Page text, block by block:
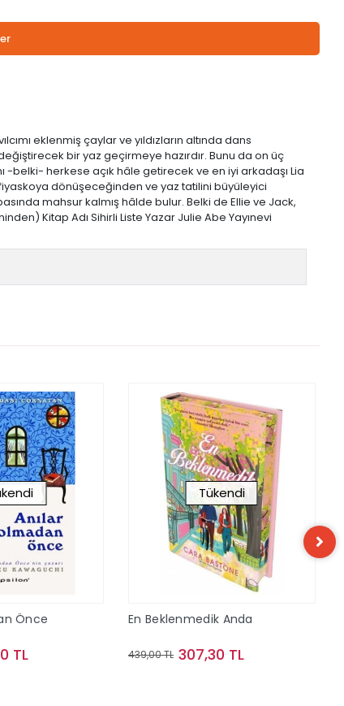
eklenmiş çaylar ve yıldızların altında dans
bir yaz geçirmeye hazırdır. Bunu da on üç
-belki- herkese açık hâle getirecek ve en iyi arkadaşı Lia
dönüşeceğinden ve yaz tatilini büyüleyici
mahsur kalmış hâlde bulur. Belki de Ellie ve Jack,
Kitap Adı Sihirli Liste Yazar Julie Abe Yayınevi
Önce
TL
Tükendi
En Beklenmedik Anda
439,00 TL 307,30 TL